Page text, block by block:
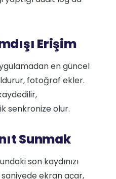
Erişim
en güncel
fotoğraf ekler.
senkronize olur.
Sunmak
son kaydınızı
ekran açar,